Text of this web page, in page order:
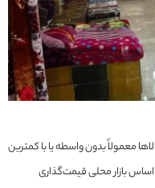
معمولاً بدون واسطه یا با کمترین
بازار محلی قیمت‌گذاری